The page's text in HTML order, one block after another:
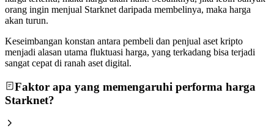
orang ingin menjual Starknet daripada membelinya, maka harga
akan turun.
Keseimbangan konstan antara pembeli dan penjual aset kripto
menjadi alasan utama fluktuasi harga, yang terkadang bisa terjadi
sangat cepat di ranah aset digital.
Faktor apa yang memengaruhi performa harga
Starknet?